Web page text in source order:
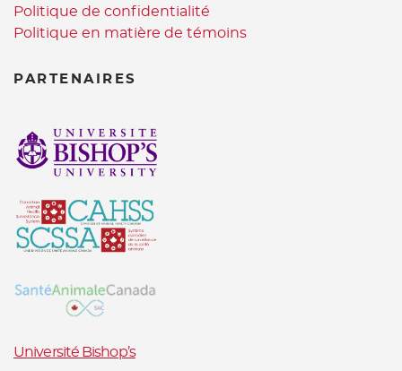
Politique de confidentialité
Politique en matière de témoins
PARTENAIRES
Université Bishop’s